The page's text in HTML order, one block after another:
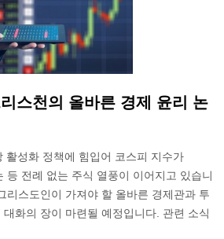
스천의 올바른 경제 윤리 논
활성화 정책에 힘입어 코스피 지수가
등 전례 없는 주식 열풍이 이어지고 있습니
리스도인이 가져야 할 올바른 경제관과 투
화의 장이 마련될 예정입니다. 관련 소식